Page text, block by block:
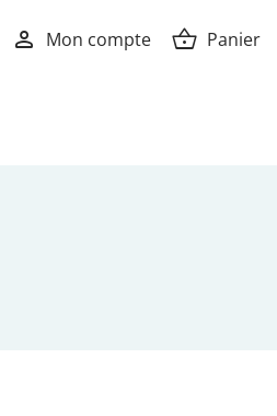
person Mon compte shopping_basket Panier